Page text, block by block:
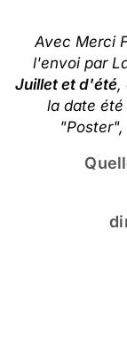
Avec Merci
l'envoi par
Juillet et d'été,
la date été